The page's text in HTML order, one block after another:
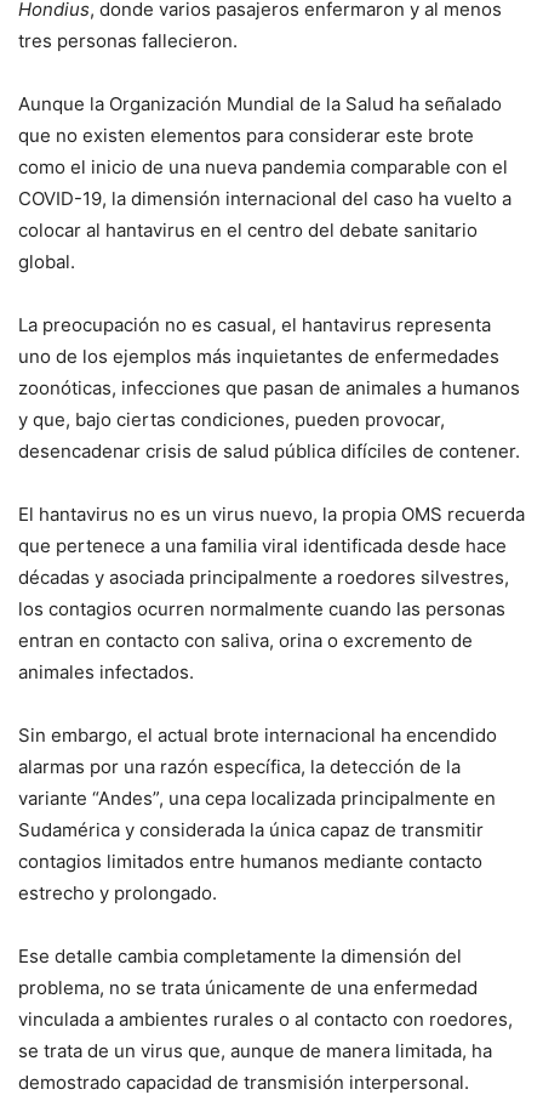
Hondius, donde varios pasajeros enfermaron y al menos
tres personas fallecieron.
Aunque la Organización Mundial de la Salud ha señalado
que no existen elementos para considerar este brote
como el inicio de una nueva pandemia comparable con el
COVID-19, la dimensión internacional del caso ha vuelto a
colocar al hantavirus en el centro del debate sanitario
global.
La preocupación no es casual, el hantavirus representa
uno de los ejemplos más inquietantes de enfermedades
zoonóticas, infecciones que pasan de animales a humanos
y que, bajo ciertas condiciones, pueden provocar,
desencadenar crisis de salud pública difíciles de contener.
El hantavirus no es un virus nuevo, la propia OMS recuerda
que pertenece a una familia viral identificada desde hace
décadas y asociada principalmente a roedores silvestres,
los contagios ocurren normalmente cuando las personas
entran en contacto con saliva, orina o excremento de
animales infectados.
Sin embargo, el actual brote internacional ha encendido
alarmas por una razón específica, la detección de la
variante “Andes”, una cepa localizada principalmente en
Sudamérica y considerada la única capaz de transmitir
contagios limitados entre humanos mediante contacto
estrecho y prolongado.
Ese detalle cambia completamente la dimensión del
problema, no se trata únicamente de una enfermedad
vinculada a ambientes rurales o al contacto con roedores,
se trata de un virus que, aunque de manera limitada, ha
demostrado capacidad de transmisión interpersonal.